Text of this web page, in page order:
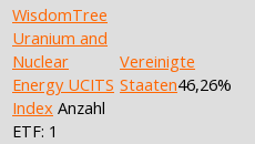
WisdomTree
Uranium and
Nuclear
Energy UCITS
Index Anzahl
ETF: 1
Vereinigte
Staaten46,26%